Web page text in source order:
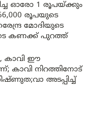
ഓരോ 1 രൂപയ്ക്കും
രൂപയുടെ
മോദിയുടെ
കണക്ക് പുറത്ത്
കാവി ഈ
കാവി നിറത്തിനോട്
അടപ്പിച്ച്